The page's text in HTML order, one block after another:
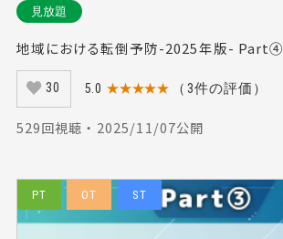
見放題
地域における転倒予防-2025年版- Part④
30 5.0 ★★★★★ （3件の評価）
529回視聴 ・ 2025/11/07公開
PT OT ST